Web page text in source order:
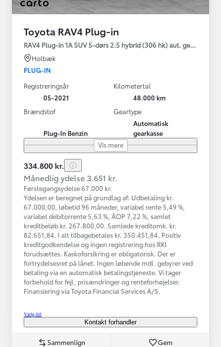
Toyota RAV4 Plug-in
RAV4 Plug-in 1A SUV 5-dørs 2.5 hybrid (306 hk) aut. gear AWD-i
Holbæk
PLUG-IN
Registreringsår
05-2021
Kilometertal
48.000 km
Brændstof
Plug-In Benzin
Geartype
Automatisk
gearkasse
Vis mere
334.800 kr.
Månedlig ydelse 3.651 kr.
Førstegangsydelse 67.000 kr.
Ydelsen er beregnet på grundlag af: Udbetaling kr.
67.000,00, løbetid 96 måneder, variabel rente 5,49 %,
variabel debitorrente 5,63 %, ÅOP 7,22 %, samlet
kreditbeløb kr. 267.800,00. Samlede kreditomk. kr.
82.651,84. I alt tilbagebetales kr. 350.451,84. Positiv
kreditgodkendelse og ingen registrering hos RKI
forudsættes. Kaskoforsikring er obligatorisk. Der er
fortrydelsesret på lånet. Ingen løbende mdl. gebyrer ved
betaling via en automatisk betalingstjeneste. Vi tager
forbehold for fejl, prisændringer og renteforhøjelser.
Finansiering via Toyota Financial Services A/S.
Vælg bil
Kontakt forhandler
Sammenlign Gem